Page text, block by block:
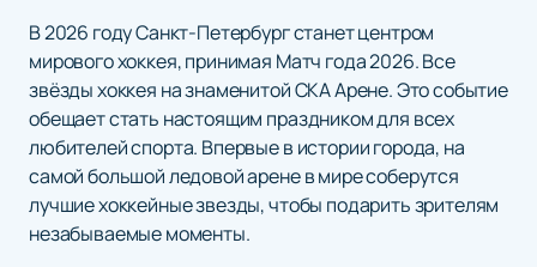
В 2026 году Санкт-Петербург станет центром
мирового хоккея, принимая Матч года 2026. Все
звёзды хоккея на знаменитой СКА Арене. Это событие
обещает стать настоящим праздником для всех
любителей спорта. Впервые в истории города, на
самой большой ледовой арене в мире соберутся
лучшие хоккейные звезды, чтобы подарить зрителям
незабываемые моменты.